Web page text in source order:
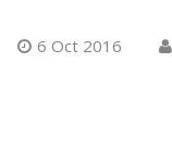
6 Oct 2016